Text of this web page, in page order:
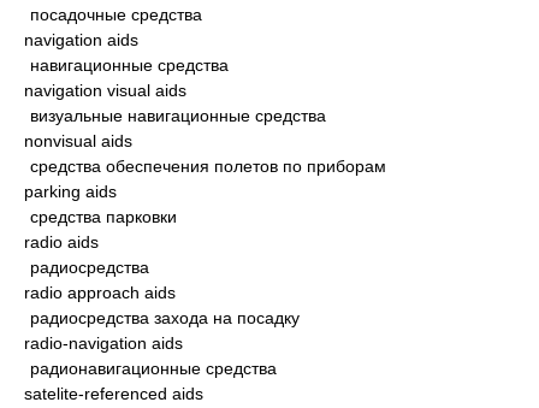
посадочные средства
navigation aids
навигационные средства
navigation visual aids
визуальные навигационные средства
nonvisual aids
средства обеспечения полетов по приборам
parking aids
средства парковки
radio aids
радиосредства
radio approach aids
радиосредства захода на посадку
radio-navigation aids
радионавигационные средства
satelite-referenced aids